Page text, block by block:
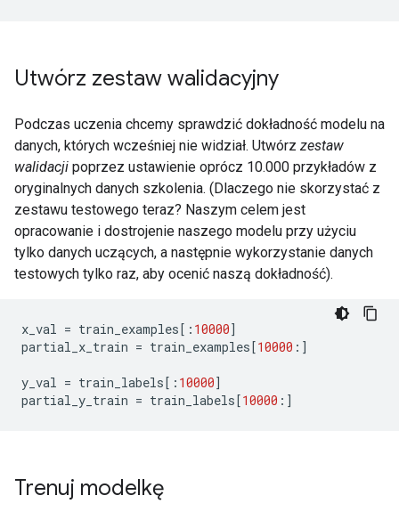
Utwórz zestaw walidacyjny
Podczas uczenia chcemy sprawdzić dokładność modelu na
danych, których wcześniej nie widział. Utwórz zestaw
walidacji poprzez ustawienie oprócz 10.000 przykładów z
oryginalnych danych szkolenia. (Dlaczego nie skorzystać z
zestawu testowego teraz? Naszym celem jest
opracowanie i dostrojenie naszego modelu przy użyciu
tylko danych uczących, a następnie wykorzystanie danych
testowych tylko raz, aby ocenić naszą dokładność).
x_val = train_examples[: 10000]
partial_x_train = train_examples[10000 :]
y_val = train_labels[: 10000]
partial_y_train = train_labels[10000 :]
Trenuj modelkę